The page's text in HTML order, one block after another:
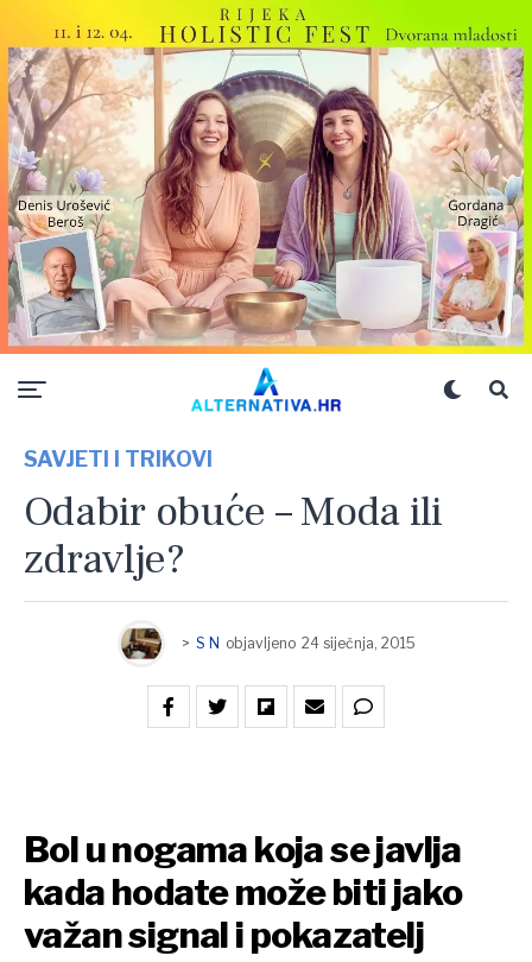
SAVJETI I TRIKOVI
Odabir obuće – Moda ili
zdravlje?
> S N objavljeno 24 siječnja, 2015
Bol u nogama koja se javlja
kada hodate može biti jako
važan signal i pokazatelj